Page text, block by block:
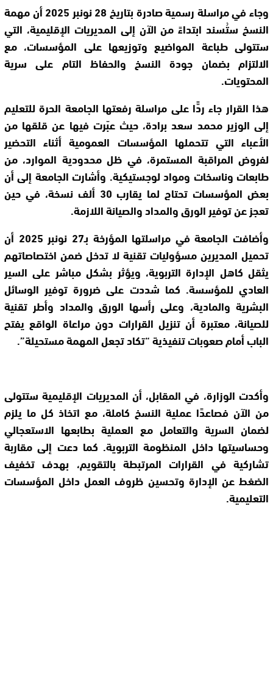
وجاء في مراسلة رسمية صادرة بتاريخ 28 نونبر 2025 أن مهمة
النسخ ستُسند ابتداءً من الآن إلى المديريات الإقليمية، التي
ستتولى طباعة المواضيع وتوزيعها على المؤسسات، مع
الالتزام بضمان جودة النسخ والحفاظ التام على سرية
المحتويات.
هذا القرار جاء ردًّا على مراسلة رفعتها الجامعة الحرة للتعليم
إلى الوزير محمد سعد برادة، حيث عبّرت فيها عن قلقها من
الأعباء التي تتحملها المؤسسات العمومية أثناء التحضير
لفروض المراقبة المستمرة، في ظل محدودية الموارد، من
طابعات وناسخات ومواد لوجستيكية. وأشارت الجامعة إلى أن
بعض المؤسسات تحتاج لما يقارب 30 ألف نسخة، في حين
تعجز عن توفير الورق والمداد والصيانة اللازمة.
وأضافت الجامعة في مراسلتها المؤرخة بـ27 نونبر 2025 أن
تحميل المديرين مسؤوليات تقنية لا تدخل ضمن اختصاصاتهم
يثقل كاهل الإدارة التربوية، ويؤثر بشكل مباشر على السير
العادي للمؤسسة. كما شددت على ضرورة توفير الوسائل
البشرية والمادية، وعلى رأسها الورق والمداد وأطر تقنية
للصيانة، معتبرة أن تنزيل القرارات دون مراعاة الواقع يفتح
الباب أمام صعوبات تنفيذية “تكاد تجعل المهمة مستحيلة”.
وأكدت الوزارة، في المقابل، أن المديريات الإقليمية ستتولى
من الآن فصاعدًا عملية النسخ كاملة، مع اتخاذ كل ما يلزم
لضمان السرية والتعامل مع العملية بطابعها الاستعجالي
وحساسيتها داخل المنظومة التربوية. كما دعت إلى مقاربة
تشاركية في القرارات المرتبطة بالتقويم، بهدف تخفيف
الضغط عن الإدارة وتحسين ظروف العمل داخل المؤسسات
التعليمية.